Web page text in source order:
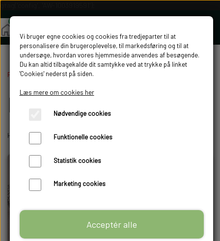
Forside Fjerkræudstyr Div. udstyr
Div. udstyr
Her har vi lidt ekstra udstyr til opdræt og hønsehold.
-22%
Køb Køb
Vi bruger egne cookies og cookies fra tredjeparter til at
personalisere din brugeroplevelse, til markedsføring og til at
undersøge, hvordan vores hjemmeside anvendes af besøgende.
Du kan altid tilbagekalde dit samtykke ved at trykke på linket
'Cookies' nederst på siden.
Læs mere om cookies her
Nødvendige cookies
Funktionelle cookies
Statistik cookies
Marketing cookies
Acceptér alle